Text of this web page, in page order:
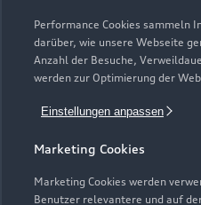
Performance Cookies sammeln
darüber, wie unsere Webseite
Anzahl der Besuche,
werden zur Optimierung der
Einstellungen anpassen
Marketing Cookies
Marketing Cookies werden
Benutzer relevantere und auf
24/7 Notdienst Telefon: